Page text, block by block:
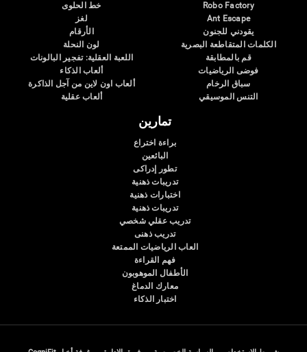
Robo Factory
Ant Escape
يقودني للجنون
الكلمات المتقاطعة البصرية
قم بالمطابقة
فوضى الرياضيات
سباق الرخام
التنس الموسيقي
خط الحلوى
لغز
الأرقام
لون النحلة
اللعبة العقلية: تفجير البالونات
ألعاب الذكاء
ألعاب اون لاين من آجل الذاكرة
ألعاب عقلية
تمارين
براءة اختراع
البائعين
تطور إدراكى
تدريبات ذهنية
اختبارات ذهنية
تدريبات ذهنية
تدريب عقلي شخصي
تدريب ذهنى
العاب الرياضيات الممتعة
فهم القراءة
الأطفال الموهوبون
معارك الدماغ
اختبار الذكاء